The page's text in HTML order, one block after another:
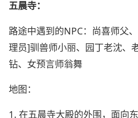
五晨寺：
路途中遇到的NPC：尚喜师父
理员]驯兽师小丽、园丁老沈、
钻、女预言师翁舞
地图：
1. 在五晨寺大殿的外围，面向